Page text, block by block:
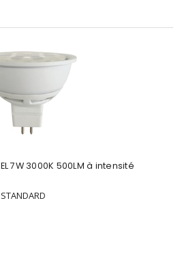
7W 3000K 500LM à intensité